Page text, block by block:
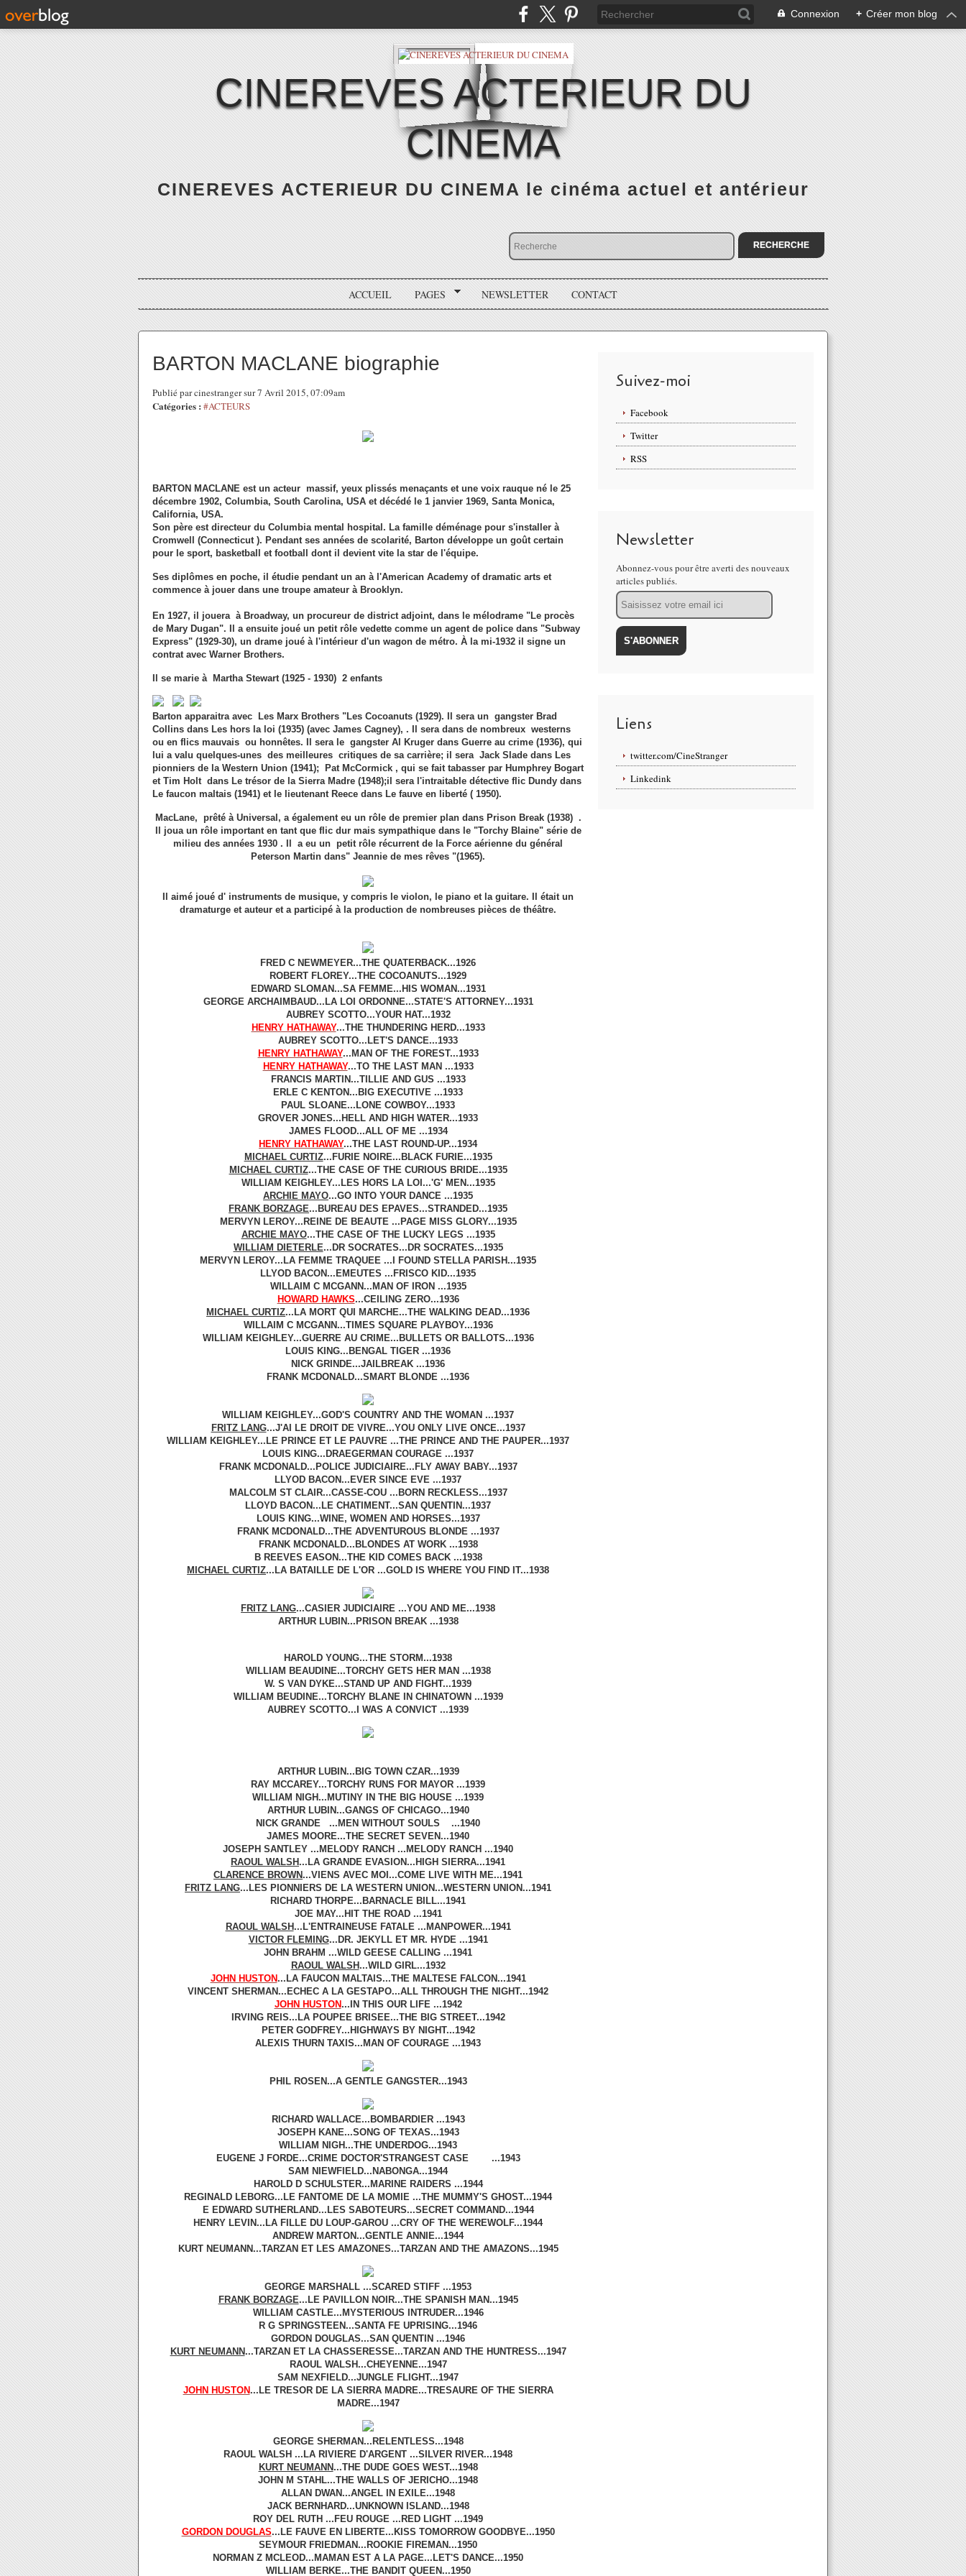
Connexion + Créer mon blog
CINEREVES ACTERIEUR DU
CINEMA
CINEREVES ACTERIEUR DU CINEMA le cinéma actuel et antérieur
ACCUEIL PAGES NEWSLETTER CONTACT
BARTON MACLANE biographie
Publié par cinestranger sur 7 Avril 2015, 07:09am
Catégories : #ACTEURS
BARTON MACLANE est un acteur massif, yeux plissés menaçants et une voix rauque né le 25
décembre 1902, Columbia, South Carolina, USA et décédé le 1 janvier 1969, Santa Monica,
California, USA.
Son père est directeur du Columbia mental hospital. La famille déménage pour s'installer à
Cromwell (Connecticut ). Pendant ses années de scolarité, Barton développe un goût certain
pour le sport, basketball et football dont il devient vite la star de l'équipe.
Ses diplômes en poche, il étudie pendant un an à l'American Academy of dramatic arts et
commence à jouer dans une troupe amateur à Brooklyn.
En 1927, il jouera à Broadway, un procureur de district adjoint, dans le mélodrame "Le procès
de Mary Dugan". Il a ensuite joué un petit rôle vedette comme un agent de police dans "Subway
Express" (1929-30), un drame joué à l'intérieur d'un wagon de métro. À la mi-1932 il signe un
contrat avec Warner Brothers.
Il se marie à Martha Stewart (1925 - 1930) 2 enfants
Barton apparaitra avec Les Marx Brothers "Les Cocoanuts (1929). Il sera un gangster Brad
Collins dans Les hors la loi (1935) (avec James Cagney), . Il sera dans de nombreux westerns
ou en flics mauvais ou honnêtes. Il sera le gangster Al Kruger dans Guerre au crime (1936), qui
lui a valu quelques-unes des meilleures critiques de sa carrière; il sera Jack Slade dans Les
pionniers de la Western Union (1941); Pat McCormick , qui se fait tabasser par Humphrey Bogart
et Tim Holt dans Le trésor de la Sierra Madre (1948);il sera l'intraitable détective flic Dundy dans
Le faucon maltais (1941) et le lieutenant Reece dans Le fauve en liberté ( 1950).
MacLane, prêté à Universal, a également eu un rôle de premier plan dans Prison Break (1938) .
Il joua un rôle important en tant que flic dur mais sympathique dans le "Torchy Blaine" série de
milieu des années 1930 . Il a eu un petit rôle récurrent de la Force aérienne du général
Peterson Martin dans" Jeannie de mes rêves "(1965).
Il aimé joué d' instruments de musique, y compris le violon, le piano et la guitare. Il était un
dramaturge et auteur et a participé à la production de nombreuses pièces de théâtre.
FRED C NEWMEYER...THE QUATERBACK...1926
ROBERT FLOREY...THE COCOANUTS...1929
EDWARD SLOMAN...SA FEMME...HIS WOMAN...1931
GEORGE ARCHAIMBAUD...LA LOI ORDONNE...STATE'S ATTORNEY...1931
AUBREY SCOTTO...YOUR HAT...1932
HENRY HATHAWAY...THE THUNDERING HERD...1933
AUBREY SCOTTO...LET'S DANCE...1933
HENRY HATHAWAY...MAN OF THE FOREST...1933
HENRY HATHAWAY...TO THE LAST MAN ...1933
FRANCIS MARTIN...TILLIE AND GUS ...1933
ERLE C KENTON...BIG EXECUTIVE ...1933
PAUL SLOANE...LONE COWBOY...1933
GROVER JONES...HELL AND HIGH WATER...1933
JAMES FLOOD...ALL OF ME ...1934
HENRY HATHAWAY...THE LAST ROUND-UP...1934
MICHAEL CURTIZ...FURIE NOIRE...BLACK FURIE...1935
MICHAEL CURTIZ...THE CASE OF THE CURIOUS BRIDE...1935
WILLIAM KEIGHLEY...LES HORS LA LOI...'G' MEN...1935
ARCHIE MAYO...GO INTO YOUR DANCE ...1935
FRANK BORZAGE...BUREAU DES EPAVES...STRANDED...1935
MERVYN LEROY...REINE DE BEAUTE ...PAGE MISS GLORY...1935
ARCHIE MAYO...THE CASE OF THE LUCKY LEGS ...1935
WILLIAM DIETERLE...DR SOCRATES...DR SOCRATES...1935
MERVYN LEROY...LA FEMME TRAQUEE ...I FOUND STELLA PARISH...1935
LLYOD BACON...EMEUTES ...FRISCO KID...1935
WILLAIM C MCGANN...MAN OF IRON ...1935
HOWARD HAWKS...CEILING ZERO...1936
MICHAEL CURTIZ...LA MORT QUI MARCHE...THE WALKING DEAD...1936
WILLAIM C MCGANN...TIMES SQUARE PLAYBOY...1936
WILLIAM KEIGHLEY...GUERRE AU CRIME...BULLETS OR BALLOTS...1936
LOUIS KING...BENGAL TIGER ...1936
NICK GRINDE...JAILBREAK ...1936
FRANK MCDONALD...SMART BLONDE ...1936
WILLIAM KEIGHLEY...GOD'S COUNTRY AND THE WOMAN ...1937
FRITZ LANG...J'AI LE DROIT DE VIVRE...YOU ONLY LIVE ONCE...1937
WILLIAM KEIGHLEY...LE PRINCE ET LE PAUVRE ...THE PRINCE AND THE PAUPER...1937
LOUIS KING...DRAEGERMAN COURAGE ...1937
FRANK MCDONALD...POLICE JUDICIAIRE...FLY AWAY BABY...1937
LLYOD BACON...EVER SINCE EVE ...1937
MALCOLM ST CLAIR...CASSE-COU ...BORN RECKLESS...1937
LLOYD BACON...LE CHATIMENT...SAN QUENTIN...1937
LOUIS KING...WINE, WOMEN AND HORSES...1937
FRANK MCDONALD...THE ADVENTUROUS BLONDE ...1937
FRANK MCDONALD...BLONDES AT WORK ...1938
B REEVES EASON...THE KID COMES BACK ...1938
MICHAEL CURTIZ...LA BATAILLE DE L'OR ...GOLD IS WHERE YOU FIND IT...1938
FRITZ LANG...CASIER JUDICIAIRE ...YOU AND ME...1938
ARTHUR LUBIN...PRISON BREAK ...1938
HAROLD YOUNG...THE STORM...1938
WILLIAM BEAUDINE...TORCHY GETS HER MAN ...1938
W. S VAN DYKE...STAND UP AND FIGHT...1939
WILLIAM BEUDINE...TORCHY BLANE IN CHINATOWN ...1939
AUBREY SCOTTO...I WAS A CONVICT ...1939
ARTHUR LUBIN...BIG TOWN CZAR...1939
RAY MCCAREY...TORCHY RUNS FOR MAYOR ...1939
WILLIAM NIGH...MUTINY IN THE BIG HOUSE ...1939
ARTHUR LUBIN...GANGS OF CHICAGO...1940
NICK GRANDE ...MEN WITHOUT SOULS ...1940
JAMES MOORE...THE SECRET SEVEN...1940
JOSEPH SANTLEY ...MELODY RANCH ...MELODY RANCH ...1940
RAOUL WALSH...LA GRANDE EVASION...HIGH SIERRA...1941
CLARENCE BROWN...VIENS AVEC MOI...COME LIVE WITH ME...1941
FRITZ LANG...LES PIONNIERS DE LA WESTERN UNION...WESTERN UNION...1941
RICHARD THORPE...BARNACLE BILL...1941
JOE MAY...HIT THE ROAD ...1941
RAOUL WALSH...L'ENTRAINEUSE FATALE ...MANPOWER...1941
VICTOR FLEMING...DR. JEKYLL ET MR. HYDE ...1941
JOHN BRAHM ...WILD GEESE CALLING ...1941
RAOUL WALSH...WILD GIRL...1932
JOHN HUSTON...LA FAUCON MALTAIS...THE MALTESE FALCON...1941
VINCENT SHERMAN...ECHEC A LA GESTAPO...ALL THROUGH THE NIGHT...1942
JOHN HUSTON...IN THIS OUR LIFE ...1942
IRVING REIS...LA POUPEE BRISEE...THE BIG STREET...1942
PETER GODFREY...HIGHWAYS BY NIGHT...1942
ALEXIS THURN TAXIS...MAN OF COURAGE ...1943
PHIL ROSEN...A GENTLE GANGSTER...1943
RICHARD WALLACE...BOMBARDIER ...1943
JOSEPH KANE...SONG OF TEXAS...1943
WILLIAM NIGH...THE UNDERDOG...1943
EUGENE J FORDE...CRIME DOCTOR'STRANGEST CASE ...1943
SAM NIEWFIELD...NABONGA...1944
HAROLD D SCHULSTER...MARINE RAIDERS ...1944
REGINALD LEBORG...LE FANTOME DE LA MOMIE ...THE MUMMY'S GHOST...1944
E EDWARD SUTHERLAND...LES SABOTEURS...SECRET COMMAND...1944
HENRY LEVIN...LA FILLE DU LOUP-GAROU ...CRY OF THE WEREWOLF...1944
ANDREW MARTON...GENTLE ANNIE...1944
KURT NEUMANN...TARZAN ET LES AMAZONES...TARZAN AND THE AMAZONS...1945
GEORGE MARSHALL ...SCARED STIFF ...1953
FRANK BORZAGE...LE PAVILLON NOIR...THE SPANISH MAN...1945
WILLIAM CASTLE...MYSTERIOUS INTRUDER...1946
R G SPRINGSTEEN...SANTA FE UPRISING...1946
GORDON DOUGLAS...SAN QUENTIN ...1946
KURT NEUMANN...TARZAN ET LA CHASSERESSE...TARZAN AND THE HUNTRESS...1947
RAOUL WALSH...CHEYENNE...1947
SAM NEXFIELD...JUNGLE FLIGHT...1947
JOHN HUSTON...LE TRESOR DE LA SIERRA MADRE...TRESAURE OF THE SIERRA
MADRE...1947
GEORGE SHERMAN...RELENTLESS...1948
RAOUL WALSH ...LA RIVIERE D'ARGENT ...SILVER RIVER...1948
KURT NEUMANN...THE DUDE GOES WEST...1948
JOHN M STAHL...THE WALLS OF JERICHO...1948
ALLAN DWAN...ANGEL IN EXILE...1948
JACK BERNHARD...UNKNOWN ISLAND...1948
ROY DEL RUTH ...FEU ROUGE ...RED LIGHT ...1949
GORDON DOUGLAS...LE FAUVE EN LIBERTE...KISS TOMORROW GOODBYE...1950
SEYMOUR FRIEDMAN...ROOKIE FIREMAN...1950
NORMAN Z MCLEOD...MAMAN EST A LA PAGE...LET'S DANCE...1950
WILLIAM BERKE...THE BANDIT QUEEN...1950
Suivez-moi
Facebook
Twitter
RSS
Newsletter
Abonnez-vous pour être averti des nouveaux
articles publiés.
Email
Liens
twitter.com/CineStranger
Linkedink